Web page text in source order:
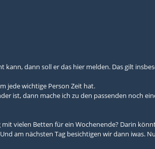
kann, dann soll er das hier melden. Das gilt
jede wichtige Person Zeit hat.
ist, dann mache ich zu den passenden noch
vielen Betten für ein Wochenende? Darin
am nächsten Tag besichtigen wir dann iwas.